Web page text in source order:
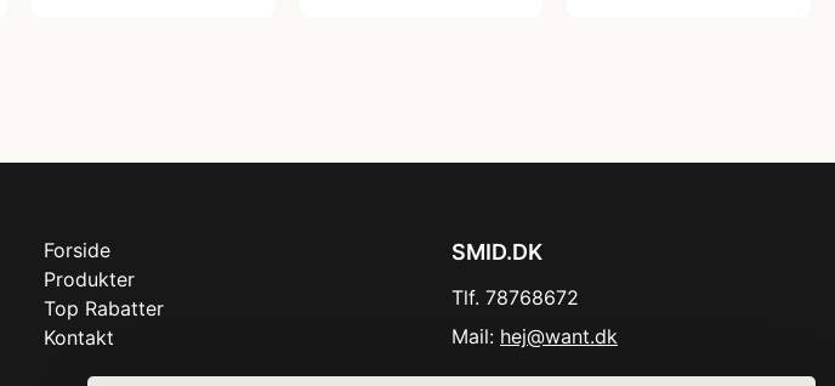
Forside
Produkter
Top Rabatter
Kontakt
SMID.DK
Tlf. 78768672
Mail: hej@want.dk